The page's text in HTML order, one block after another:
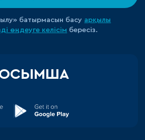
батырмасын басу арқылы
өңдеуге келісім бересіз.